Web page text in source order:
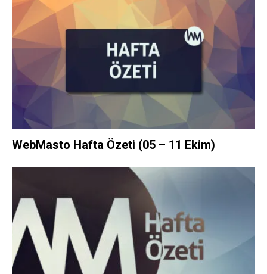
WebMasto Hafta Özeti (05 – 11 Ekim)